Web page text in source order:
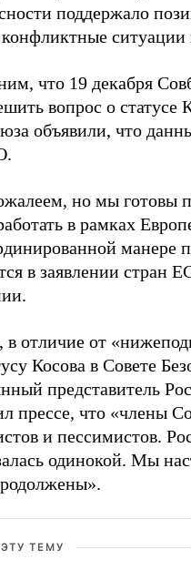
поддержало
ситуации
что 19 декабря
вопрос о статусе
объявили, что
но мы готовы
в рамках
манере
в заявлении
в отличие от
Косова в Совете
представитель
прессе, что «члены
и пессимистов.
одинокой. Мы
ТЕМУ